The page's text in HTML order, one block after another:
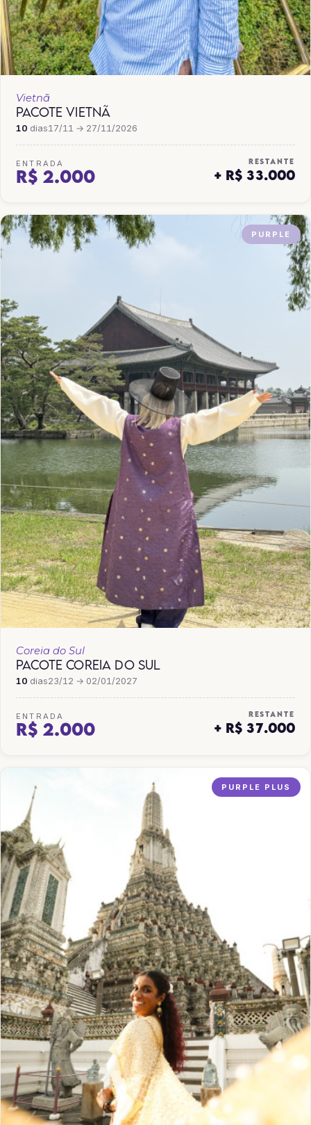
Vietnã
PACOTE VIETNÃ
10 dias17/11 → 27/11/2026
ENTRADA
R$ 2.000
RESTANTE
+ R$ 33.000
PURPLE
Coreia do Sul
PACOTE COREIA DO SUL
10 dias23/12 → 02/01/2027
ENTRADA
R$ 2.000
RESTANTE
+ R$ 37.000
PURPLE PLUS